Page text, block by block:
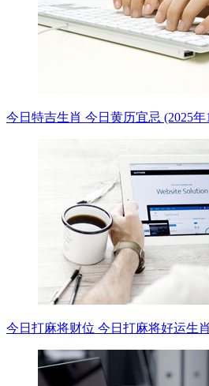
今日特吉生肖 今日黄历宜忌 (2025年
今日打麻将财位 今日打麻将好运生